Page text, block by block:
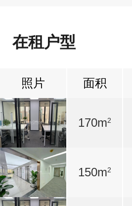
在租户型
照片 面积
170m2
150m2